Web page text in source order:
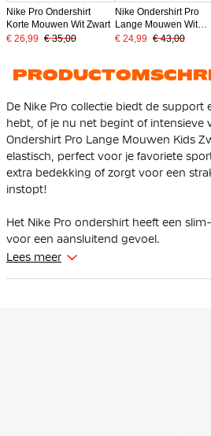
Nike Pro Ondershirt
Korte Mouwen Wit Zwart
€ 26,99 € 35,00
Nike Ondershirt Pro
Lange Mouwen Wit
Zwart
€ 24,99 € 43,00
De Nike Pro collectie biedt de support
hebt, of je nu net begint of intensieve
Ondershirt Pro Lange Mouwen Kids
elastisch, perfect voor je favoriete
extra bedekking of zorgt voor een
instopt!
Het Nike Pro ondershirt heeft een
voor een aansluitend gevoel.
Lees meer